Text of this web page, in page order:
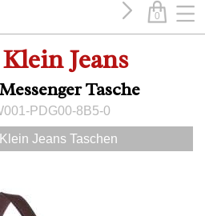
0
Jeans
Tasche
PDG00-8B5-0
Jeans Taschen